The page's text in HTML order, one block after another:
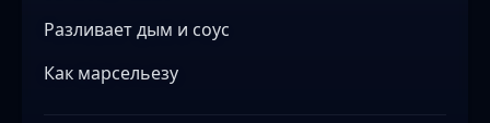
Разливает дым и соус
Как марсельезу